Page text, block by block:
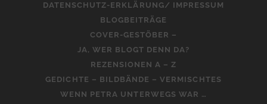
DATENSCHUTZ-ERKLÄRUNG/ IMPRESSUM
BLOGBEITRÄGE
COVER-GESTÖBER –
JA, WER BLOGT DENN DA?
REZENSIONEN A – Z
GEDICHTE – BILDBÄNDE – VERMISCHTES
WENN PETRA UNTERWEGS WAR …